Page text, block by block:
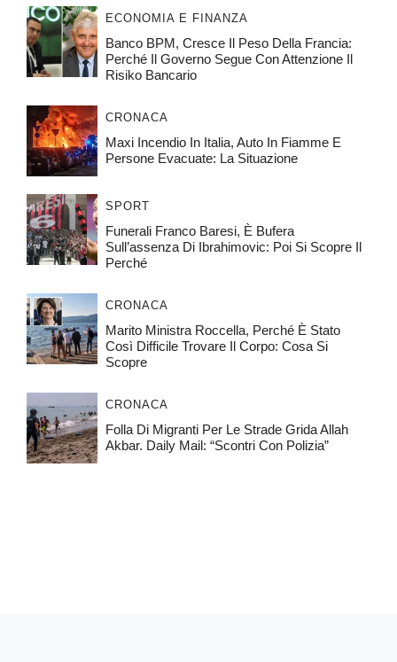
ECONOMIA E FINANZA
Banco BPM, Cresce Il Peso Della Francia:
Perché Il Governo Segue Con Attenzione Il
Risiko Bancario
CRONACA
Maxi Incendio In Italia, Auto In Fiamme E
Persone Evacuate: La Situazione
SPORT
Funerali Franco Baresi, È Bufera
Sull’assenza Di Ibrahimovic: Poi Si Scopre Il
Perché
CRONACA
Marito Ministra Roccella, Perché È Stato
Così Difficile Trovare Il Corpo: Cosa Si
Scopre
CRONACA
Folla Di Migranti Per Le Strade Grida Allah
Akbar. Daily Mail: “Scontri Con Polizia”